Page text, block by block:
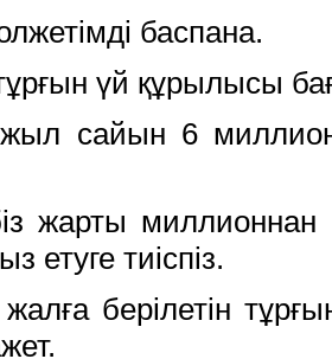
баспана.
үй құрылысы
жыл сайын 6
жарты
етуге тиіспіз.
берілетін